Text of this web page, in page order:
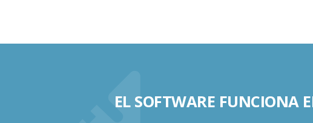
EL SOFTWARE FUNCIONA